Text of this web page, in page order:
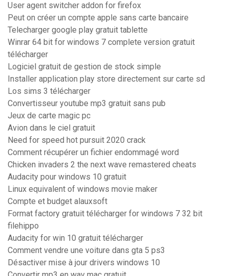
User agent switcher addon for firefox
Peut on créer un compte apple sans carte bancaire
Telecharger google play gratuit tablette
Winrar 64 bit for windows 7 complete version gratuit
télécharger
Logiciel gratuit de gestion de stock simple
Installer application play store directement sur carte sd
Los sims 3 télécharger
Convertisseur youtube mp3 gratuit sans pub
Jeux de carte magic pc
Avion dans le ciel gratuit
Need for speed hot pursuit 2020 crack
Comment récupérer un fichier endommagé word
Chicken invaders 2 the next wave remastered cheats
Audacity pour windows 10 gratuit
Linux equivalent of windows movie maker
Compte et budget alauxsoft
Format factory gratuit télécharger for windows 7 32 bit
filehippo
Audacity for win 10 gratuit télécharger
Comment vendre une voiture dans gta 5 ps3
Désactiver mise à jour drivers windows 10